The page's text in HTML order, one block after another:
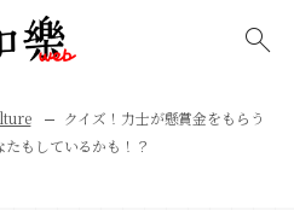
クイズ！力士が懸賞金をもらう
もしているかも！？